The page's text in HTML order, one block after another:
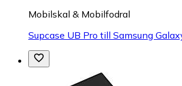
Mobilskal & Mobilfodral
Supcase UB Pro till Samsung